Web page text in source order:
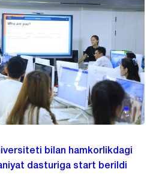
bilan hamkorlikdagi
dasturiga start berildi